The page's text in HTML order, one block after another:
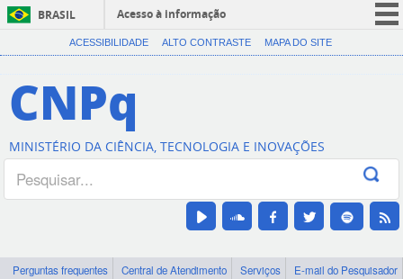
BRASIL
Acesso à informação
CORONAVÍRUS (COVID-19)
Canais
ACESSIBILIDADE ALTO CONTRASTE MAPA DO SITE
CNPq
MINISTÉRIO DA CIÊNCIA, TECNOLOGIA E INOVAÇÕES
Perguntas frequentes Central de Atendimento Serviços
E-mail do Pesquisador